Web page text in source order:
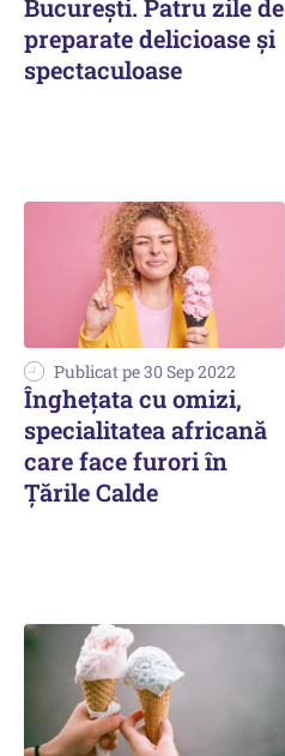
București. Patru zile de
preparate delicioase și
spectaculoase
Publicat pe 30 Sep 2022
Înghețata cu omizi,
specialitatea africană
care face furori în
Ţările Calde